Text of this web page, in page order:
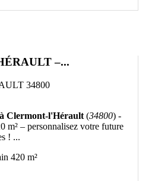
–...
34800
Clermont-l'Hérault (34800) -
m² – personnalisez votre future
! ...
420 m²